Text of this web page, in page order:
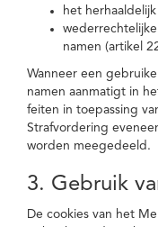
het
namen (artikel
Wanneer een
namen aanmatigt in
feiten in toepassing
Strafvordering
worden meegedeeld.
3. Gebruik
De cookies van het